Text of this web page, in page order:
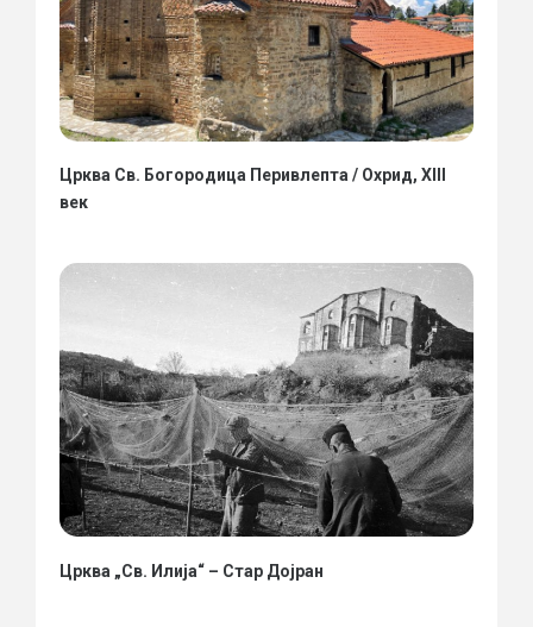
Црква Св. Богородица Перивлепта / Охрид, XIII
век
Црква „Св. Илија“ – Стар Дојран